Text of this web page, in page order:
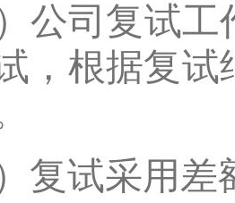
）公司复试
，根据复
）复试采用